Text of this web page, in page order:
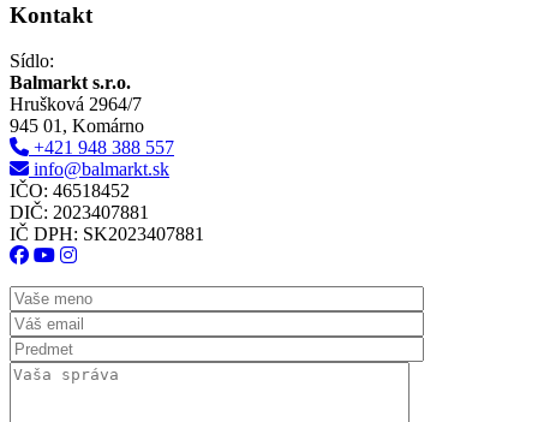
Kontakt
Sídlo:
Balmarkt s.r.o.
Hrušková 2964/7
945 01, Komárno
+421 948 388 557
info@balmarkt.sk
IČO: 46518452
DIČ: 2023407881
IČ DPH: SK2023407881